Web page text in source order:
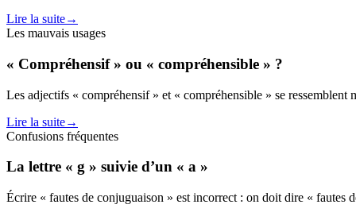
Lire la suite→
Les mauvais usages
« Compréhensif » ou « compréhensible » ?
Les adjectifs « compréhensif » et « compréhensible » se
Lire la suite→
Confusions fréquentes
La lettre « g » suivie d’un « a »
Écrire « fautes de conjuguaison » est incorrect : on doit dire « fautes